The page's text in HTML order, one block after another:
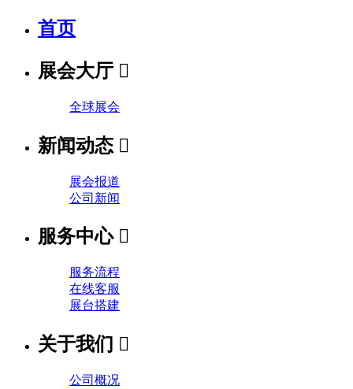
首页
展会大厅 
全球展会
新闻动态 
展会报道
公司新闻
服务中心 
服务流程
在线客服
展台搭建
关于我们 
公司概况